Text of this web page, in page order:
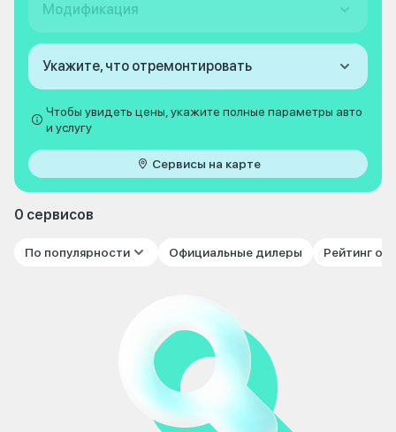
Модификация
Укажите, что отремонтировать
Чтобы увидеть цены, укажите полные параметры авто
и услугу
Сервисы на карте
0 сервисов
По популярности Официальные дилеры Рейтинг